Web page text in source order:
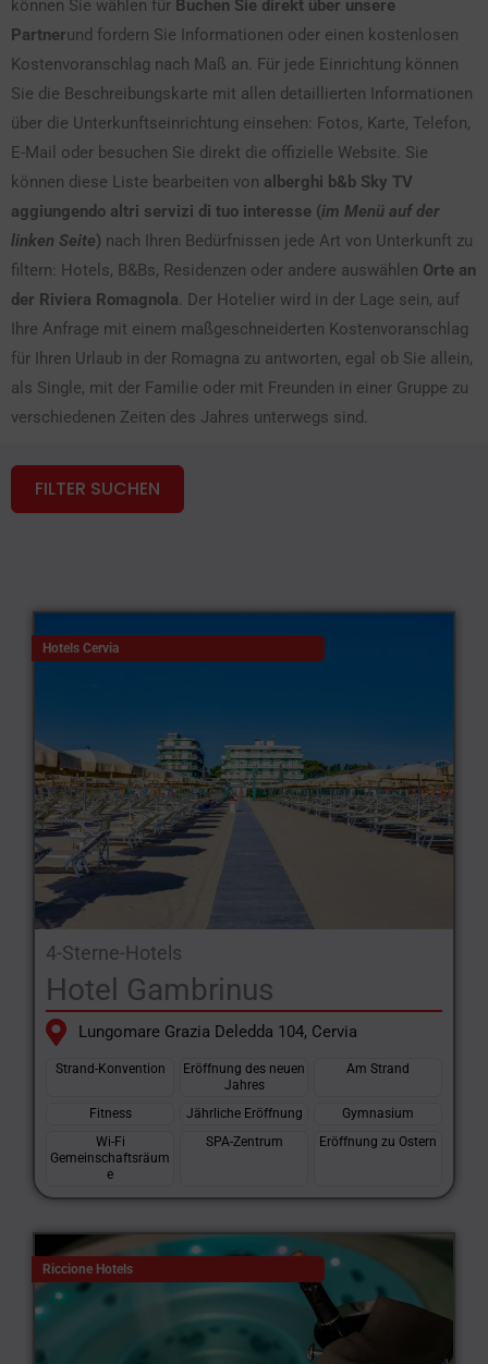
können Sie wählen für Buchen Sie direkt über unsere
Partnerund fordern Sie Informationen oder einen kostenlosen
Kostenvoranschlag nach Maß an. Für jede Einrichtung können
Sie die Beschreibungskarte mit allen detaillierten Informationen
über die Unterkunftseinrichtung einsehen: Fotos, Karte, Telefon,
E-Mail oder besuchen Sie direkt die offizielle Website. Sie
können diese Liste bearbeiten von alberghi b&b Sky TV
aggiungendo altri servizi di tuo interesse (im Menü auf der
linken Seite) nach Ihren Bedürfnissen jede Art von Unterkunft zu
filtern: Hotels, B&Bs, Residenzen oder andere auswählen Orte an
der Riviera Romagnola. Der Hotelier wird in der Lage sein, auf
Ihre Anfrage mit einem maßgeschneiderten Kostenvoranschlag
für Ihren Urlaub in der Romagna zu antworten, egal ob Sie allein,
als Single, mit der Familie oder mit Freunden in einer Gruppe zu
verschiedenen Zeiten des Jahres unterwegs sind.
FILTER SUCHEN
Hotels Cervia
4-Sterne-Hotels
Hotel Gambrinus
Lungomare Grazia Deledda 104, Cervia
Strand-Konvention
Eröffnung des neuen
Jahres
Am Strand
Fitness Jährliche Eröffnung
Gymnasium
Wi-Fi
Gemeinschaftsräum
e
SPA-Zentrum Eröffnung zu Ostern
Riccione Hotels